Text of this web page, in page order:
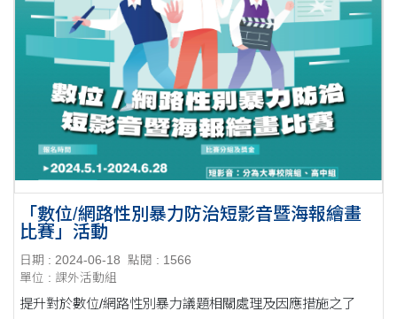
「數位/網路性別暴力防治短影音暨海報繪畫
比賽」活動
日期 : 2024-06-18
點閱 : 1566
單位 : 課外活動組
提升對於數位/網路性別暴力議題相關處理及因應措施之了